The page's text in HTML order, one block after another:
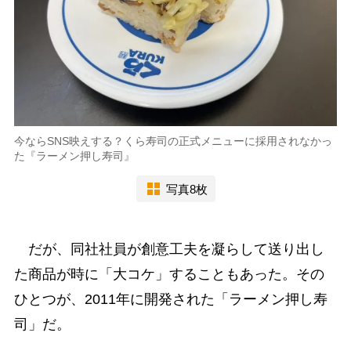
今ならSNS映えする？くら寿司の正式メニューに採用されなかっ
た『ラーメン押し寿司』
写真8枚
だが、同社社員が創意工夫を凝らして送り出し
た商品が時に「大コケ」することもあった。その
ひとつが、2011年に開発された「ラーメン押し寿
司」だ。